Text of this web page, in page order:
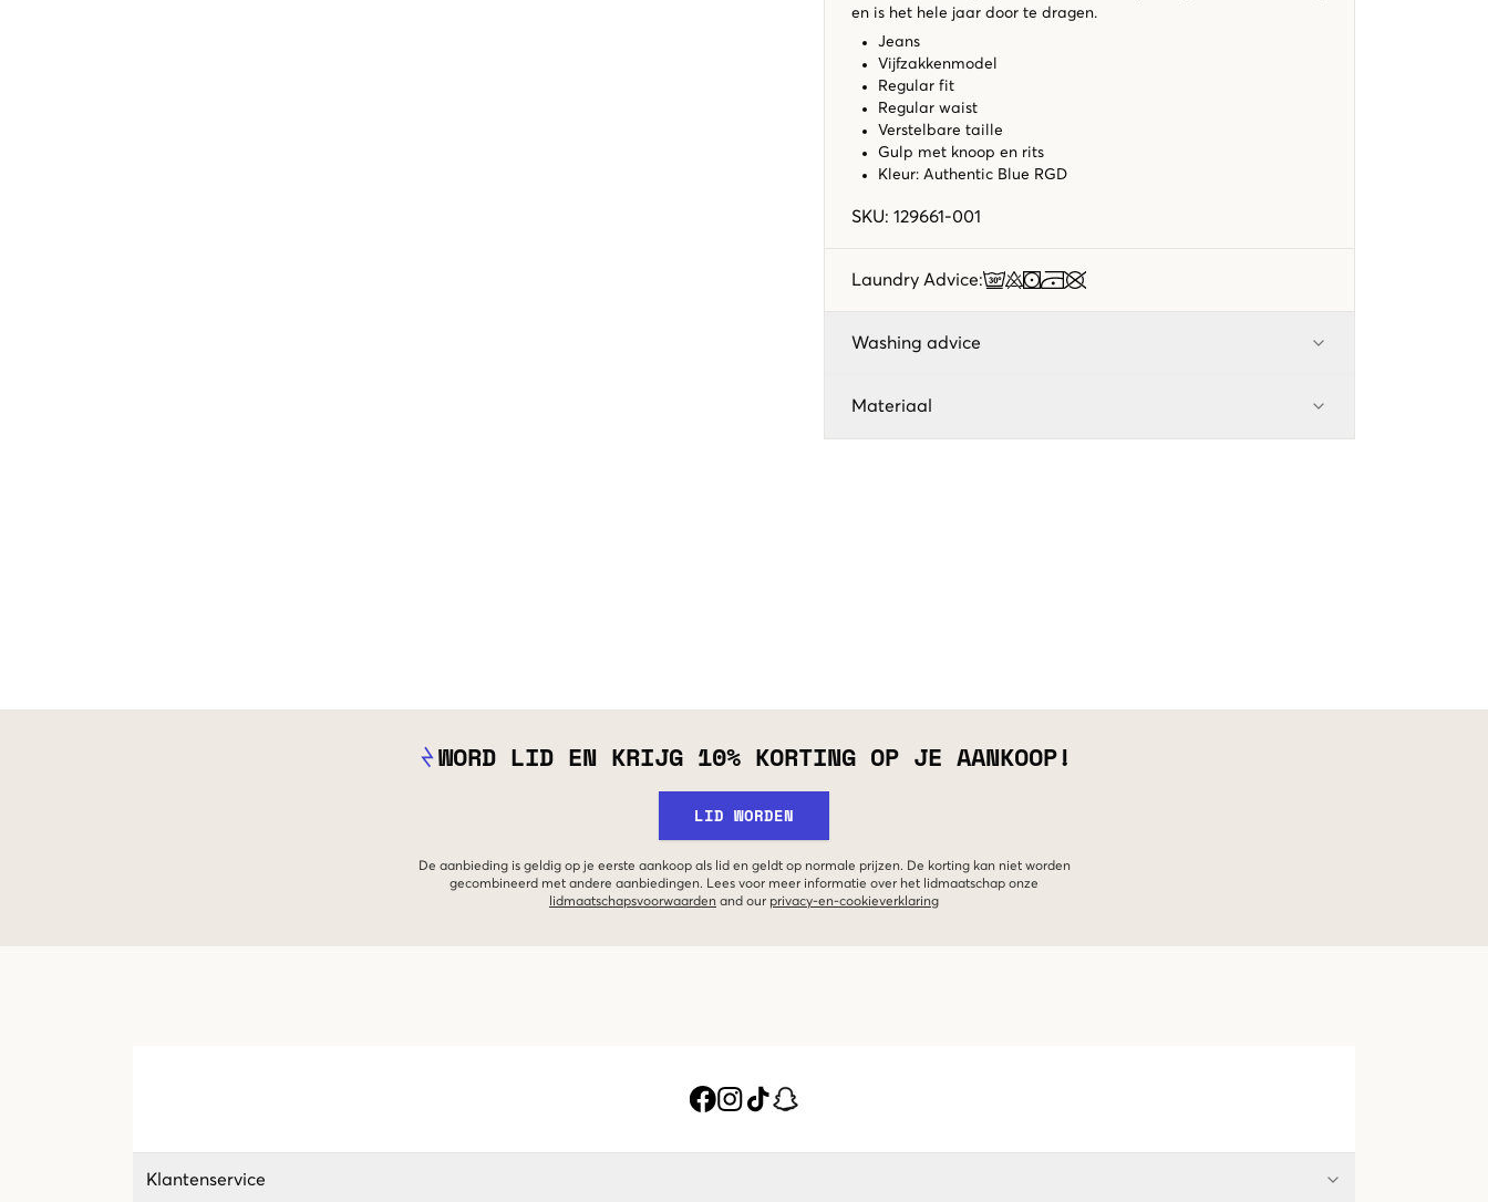
en is het hele jaar door te dragen.
Jeans
Vijfzakkenmodel
Regular fit
Regular waist
Verstelbare taille
Gulp met knoop en rits
Kleur: Authentic Blue RGD
SKU: 129661-001
Laundry Advice:
Washing advice
Materiaal
WORD LID EN KRIJG 10% KORTING OP JE AANKOOP!
LID WORDEN
De aanbieding is geldig op je eerste aankoop als lid en geldt op normale prijzen. De korting kan niet worden
gecombineerd met andere aanbiedingen. Lees voor meer informatie over het lidmaatschap onze
lidmaatschapsvoorwaarden and our privacy-en-cookieverklaring
Klantenservice